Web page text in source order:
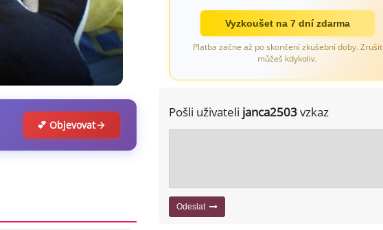
💕 Objevovat
Vyzkoušet na 7 dní zdarma
Platba začne až po skončení zkušební doby. Zrušit
můžeš kdykoliv.
Pošli uživateli janca2503vzkaz
Odeslat